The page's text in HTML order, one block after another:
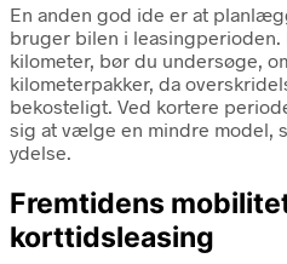
En anden god ide er at
bruger bilen i leasingperioden.
kilometer, bør du undersøge,
kilometerpakker, da
bekosteligt. Ved kortere
sig at vælge en mindre model,
ydelse.
Fremtidens
korttidsleasing